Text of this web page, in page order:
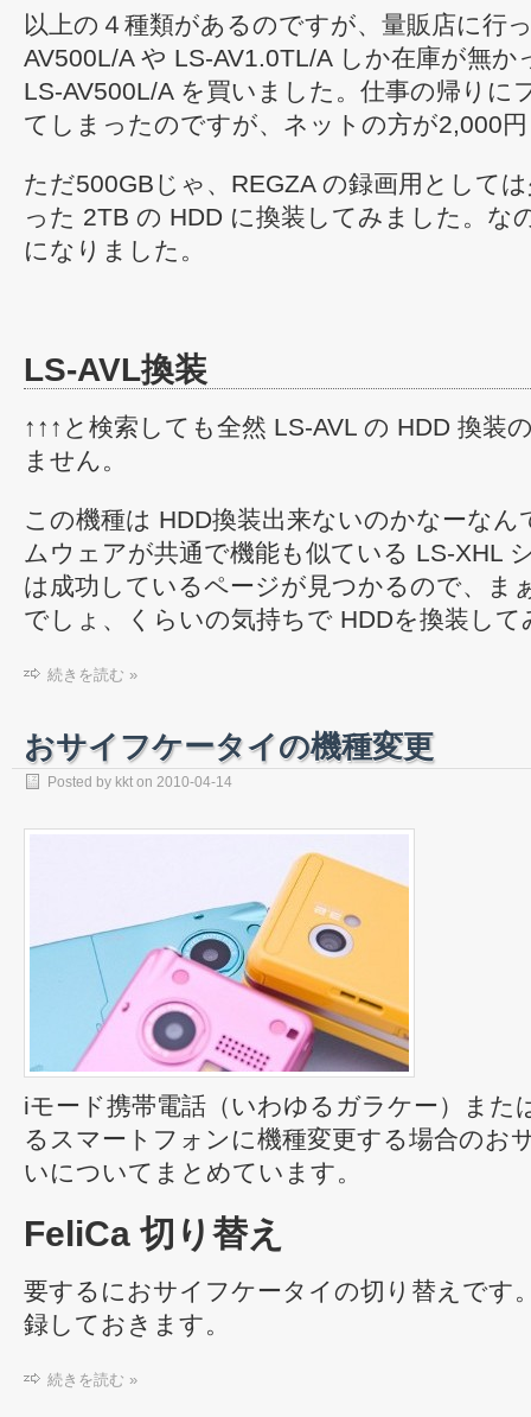
以上の４種類があるのですが、量販店に行
AV500L/A や LS-AV1.0TL/A しか在庫が無か
LS-AV500L/A を買いました。仕事の帰りに
てしまったのですが、ネットの方が2,000
ただ500GBじゃ、REGZA の録画用として
った 2TB の HDD に換装してみました。な
になりました。
LS-AVL換装
↑↑↑と検索しても全然 LS-AVL の HDD 換装
ません。
この機種は HDD換装出来ないのかなーな
ムウェアが共通で機能も似ている LS-XHL
は成功しているページが見つかるので、ま
でしょ、くらいの気持ちで HDDを換装して
続きを読む »
おサイフケータイの機種変更
Posted by kkt on 2010-04-14
iモード携帯電話（いわゆるガラケー）また
るスマートフォンに機種変更する場合のお
いについてまとめています。
FeliCa 切り替え
要するにおサイフケータイの切り替えです
録しておきます。
続きを読む »